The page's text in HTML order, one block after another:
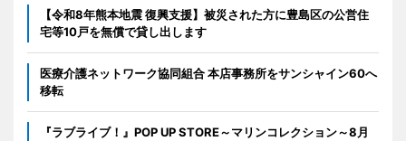
【令和8年熊本地震 復興支援】被災された方に豊島区の公営住
宅等10戸を無償で貸し出します
医療介護ネットワーク協同組合 本店事務所をサンシャイン60へ
移転
『ラブライブ！』POP UP STORE～マリンコレクション～8月